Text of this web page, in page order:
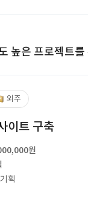
높은 프로젝트
외주
이트 구축
원
획